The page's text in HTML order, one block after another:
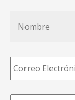
Correo
Electrónico *
Teléfono *